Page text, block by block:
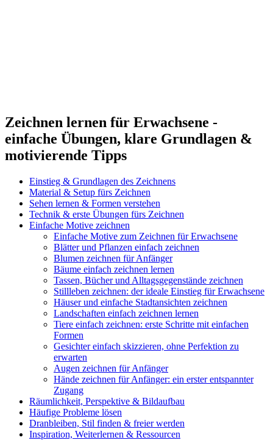
Zeichnen lernen für Erwachsene -
einfache Übungen, klare Grundlagen &
motivierende Tipps
Einstieg & Grundlagen des Zeichnens
Material & Setup fürs Zeichnen
Sehen lernen & Formen verstehen
Technik & erste Übungen fürs Zeichnen
Einfache Motive zeichnen
Einfache Motive zum Zeichnen für Erwachsene
Blätter und Pflanzen einfach zeichnen
Blumen zeichnen für Anfänger
Bäume einfach zeichnen lernen
Tassen, Bücher und Alltagsgegenstände zeichnen
Stillleben zeichnen: der ideale Einstieg für Erwachsene
Häuser und einfache Stadtansichten zeichnen
Landschaften einfach zeichnen lernen
Tiere einfach zeichnen: erste Schritte mit einfachen
Formen
Gesichter einfach skizzieren, ohne Perfektion zu
erwarten
Augen zeichnen für Anfänger
Hände zeichnen für Anfänger: ein erster entspannter
Zugang
Räumlichkeit, Perspektive & Bildaufbau
Häufige Probleme lösen
Dranbleiben, Stil finden & freier werden
Inspiration, Weiterlernen & Ressourcen